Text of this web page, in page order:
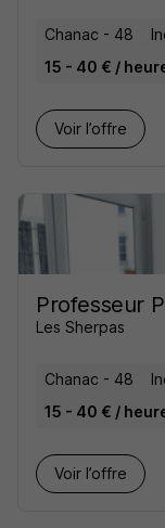
Chanac - 48
15 - 40 € /
Voir l’offre
Professeur
Les Sherpas
Chanac - 48
15 - 40 € /
Voir l’offre